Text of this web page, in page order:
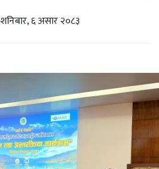
शनिबार, ६ असार २०८३